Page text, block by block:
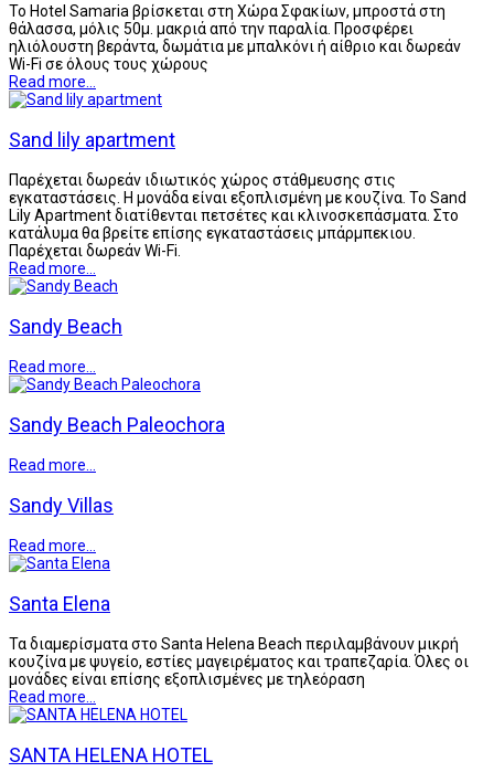
Το Hotel Samaria βρίσκεται στη Χώρα Σφακίων, μπροστά στη
θάλασσα, μόλις 50μ. μακριά από την παραλία. Προσφέρει
ηλιόλουστη βεράντα, δωμάτια με μπαλκόνι ή αίθριο και δωρεάν
Wi-Fi σε όλους τους χώρους
Read more...
Sand lily apartment
Παρέχεται δωρεάν ιδιωτικός χώρος στάθμευσης στις
εγκαταστάσεις. Η μονάδα είναι εξοπλισμένη με κουζίνα. Το Sand
Lily Apartment διατίθενται πετσέτες και κλινοσκεπάσματα. Στο
κατάλυμα θα βρείτε επίσης εγκαταστάσεις μπάρμπεκιου.
Παρέχεται δωρεάν Wi-Fi.
Read more...
Sandy Beach
Read more...
Sandy Beach Paleochora
Read more...
Sandy Villas
Read more...
Santa Elena
Τα διαμερίσματα στο Santa Helena Beach περιλαμβάνουν μικρή
κουζίνα με ψυγείο, εστίες μαγειρέματος και τραπεζαρία. Όλες οι
μονάδες είναι επίσης εξοπλισμένες με τηλεόραση
Read more...
SANTA HELENA HOTEL